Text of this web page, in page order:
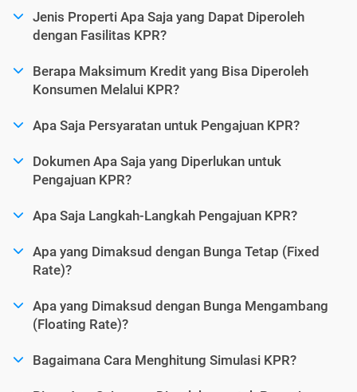
Jenis Properti Apa Saja yang Dapat Diperoleh
dengan Fasilitas KPR?
Berapa Maksimum Kredit yang Bisa Diperoleh
Konsumen Melalui KPR?
Apa Saja Persyaratan untuk Pengajuan KPR?
Dokumen Apa Saja yang Diperlukan untuk
Pengajuan KPR?
Apa Saja Langkah-Langkah Pengajuan KPR?
Apa yang Dimaksud dengan Bunga Tetap (Fixed
Rate)?
Apa yang Dimaksud dengan Bunga Mengambang
(Floating Rate)?
Bagaimana Cara Menghitung Simulasi KPR?